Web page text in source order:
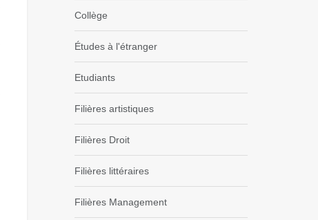
Collège
Études à l'étranger
Etudiants
Filières artistiques
Filières Droit
Filières littéraires
Filières Management